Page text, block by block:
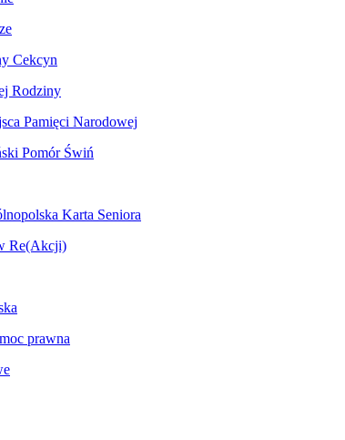
Cekcyn
Rodziny
Pamięci Narodowej
Pomór Świń
Karta Seniora
Re(Akcji)
prawna